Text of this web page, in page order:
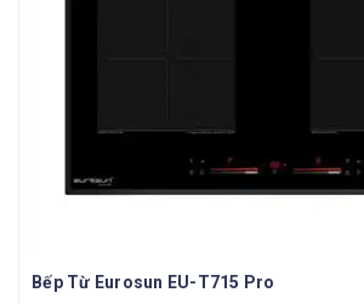
Bếp Từ Eurosun EU-T715 Pro